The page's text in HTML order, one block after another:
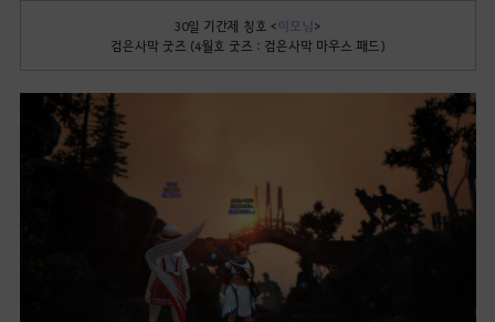
30일 기간제 칭호 <
>
검은사막 굿즈 (4월호 굿즈 : 검은사막 마우스 패드)